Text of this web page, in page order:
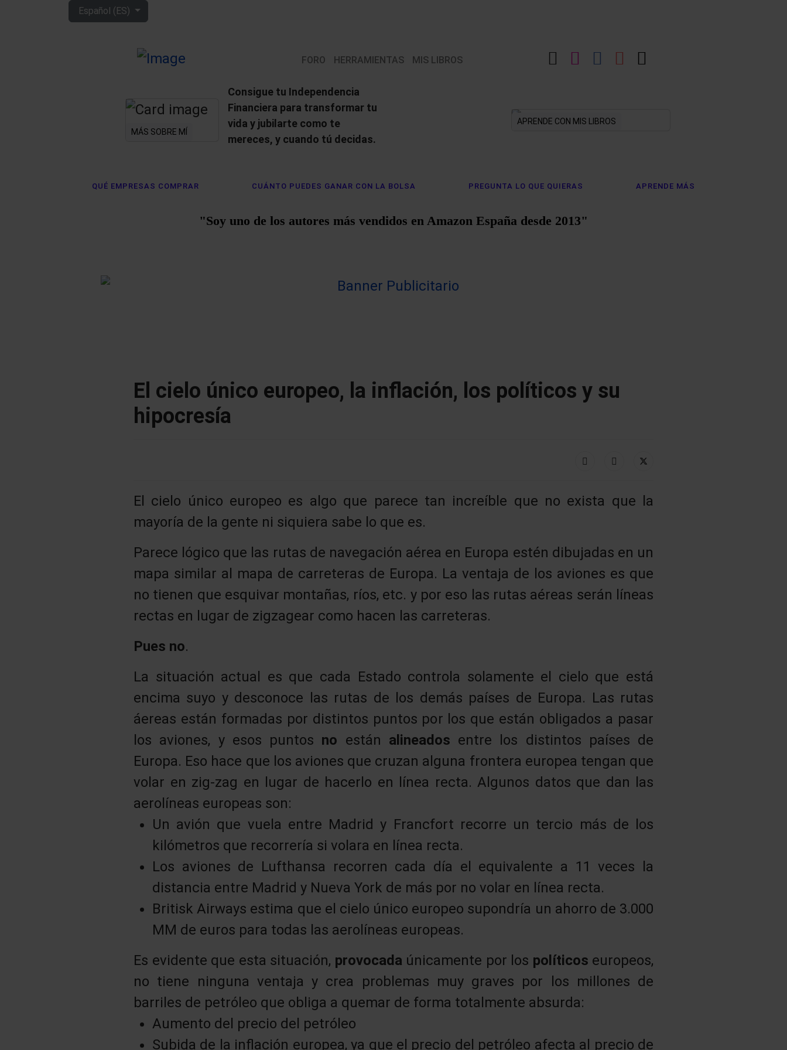
Seleccione su idioma
Español (ES)
LinkedIn
Instagram
Facebook
YouTube
FORO HERRAMIENTAS MIS LIBROS
MÁS SOBRE MÍ
Consigue tu Independencia
Financiera para transformar tu
vida y jubilarte como te
mereces, y cuando tú decidas.
APRENDE CON MIS LIBROS
QUÉ EMPRESAS COMPRAR CUÁNTO PUEDES GANAR CON LA BOLSA PREGUNTA LO QUE QUIERAS APRENDE MÁS
"Soy uno de los autores más vendidos en Amazon España desde 2013"
El cielo único europeo, la inflación, los políticos y su
hipocresía
El cielo único europeo es algo que parece tan increíble que no exista que la
mayoría de la gente ni siquiera sabe lo que es.
Parece lógico que las rutas de navegación aérea en Europa estén dibujadas en un
mapa similar al mapa de carreteras de Europa. La ventaja de los aviones es que
no tienen que esquivar montañas, ríos, etc. y por eso las rutas aéreas serán líneas
rectas en lugar de zigzagear como hacen las carreteras.
Pues no.
La situación actual es que cada Estado controla solamente el cielo que está
encima suyo y desconoce las rutas de los demás países de Europa. Las rutas
áereas están formadas por distintos puntos por los que están obligados a pasar
los aviones, y esos puntos no están alineados entre los distintos países de
Europa. Eso hace que los aviones que cruzan alguna frontera europea tengan que
volar en zig-zag en lugar de hacerlo en línea recta. Algunos datos que dan las
aerolíneas europeas son:
Un avión que vuela entre Madrid y Francfort recorre un tercio más de los
kilómetros que recorrería si volara en línea recta.
Los aviones de Lufthansa recorren cada día el equivalente a 11 veces la
distancia entre Madrid y Nueva York de más por no volar en línea recta.
Britisk Airways estima que el cielo único europeo supondría un ahorro de 3.000
MM de euros para todas las aerolíneas europeas.
Es evidente que esta situación, provocada únicamente por los políticos europeos,
no tiene ninguna ventaja y crea problemas muy graves por los millones de
barriles de petróleo que obliga a quemar de forma totalmente absurda:
Aumento del precio del petróleo
Subida de la inflación europea, ya que el precio del petróleo afecta al precio de